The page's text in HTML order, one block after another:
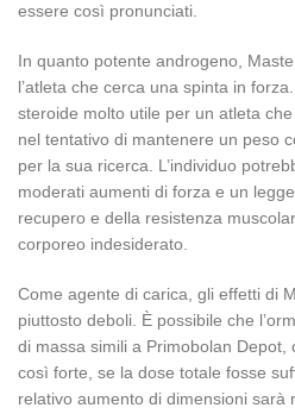
essere così pronunciati.
In quanto potente androgeno,
l’atleta che cerca una spinta in
steroide molto utile per un atleta
nel tentativo di mantenere un peso
per la sua ricerca. L’individuo
moderati aumenti di forza e un
recupero e della resistenza
corporeo indesiderato.
Come agente di carica, gli effetti di
piuttosto deboli. È possibile che
di massa simili a Primobolan
così forte, se la dose totale fosse
relativo aumento di dimensioni sarà